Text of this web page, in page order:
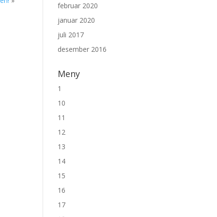
februar 2020
januar 2020
juli 2017
desember 2016
Meny
1
10
11
12
13
14
15
16
17